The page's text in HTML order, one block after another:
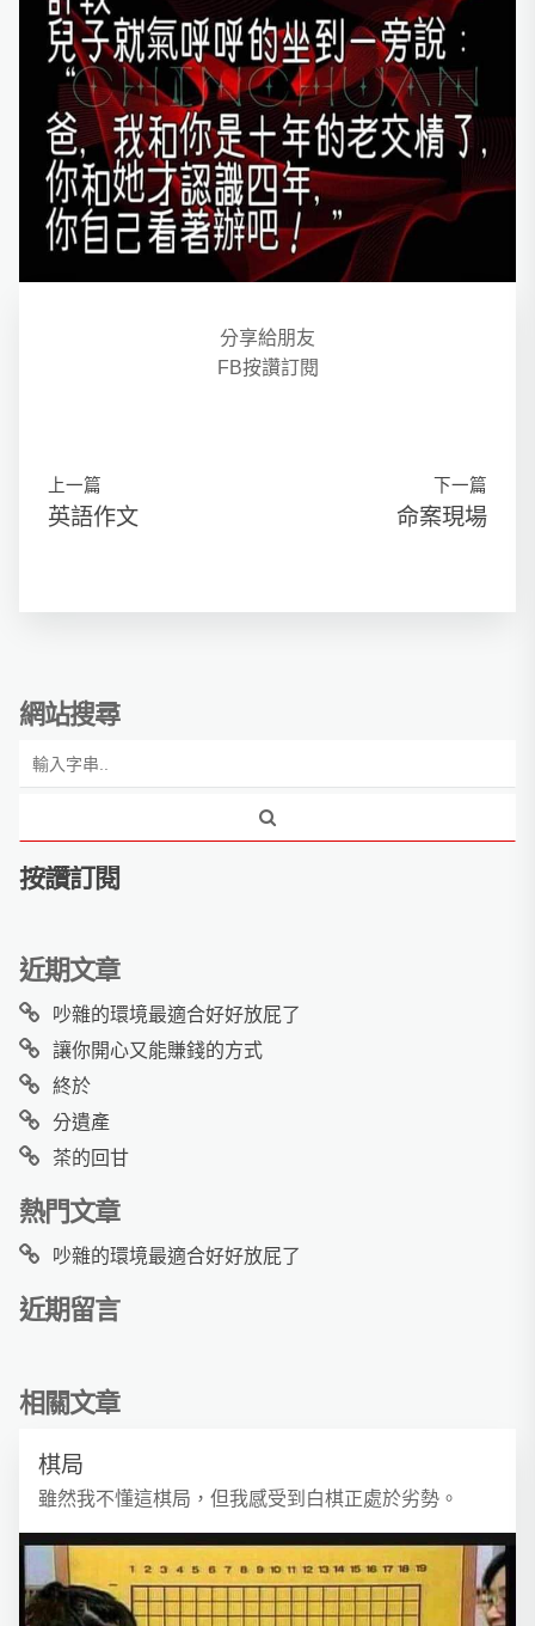
分享給朋友
FB按讚訂閱
上一篇
英語作文
下一篇
命案現場
網站搜尋
按讚訂閱
近期文章
吵雜的環境最適合好好放屁了
讓你開心又能賺錢的方式
終於
分遺產
茶的回甘
熱門文章
吵雜的環境最適合好好放屁了
近期留言
相關文章
棋局
雖然我不懂這棋局，但我感受到白棋正處於劣勢。